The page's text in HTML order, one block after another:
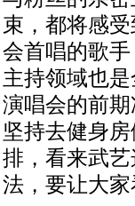
束，都将感
会首唱的歌
主持领域也
演唱会的前
坚持去健身
排，看来武
法，要让大